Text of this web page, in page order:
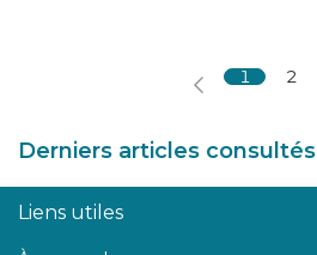
1 2
Derniers articles consultés
Liens utiles